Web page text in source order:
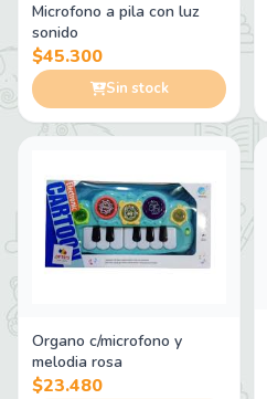
Microfono a pila con luz
sonido
$45.300
Sin stock
Organo c/microfono y
melodia rosa
$23.480